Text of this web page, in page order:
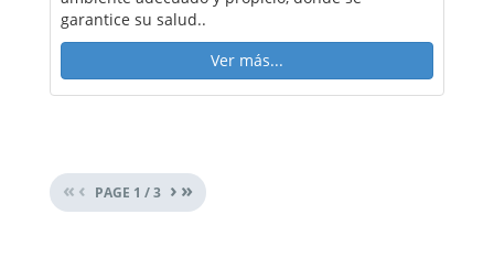
garantice su salud..
Ver más...
« ‹ › »
PAGE 1 /3